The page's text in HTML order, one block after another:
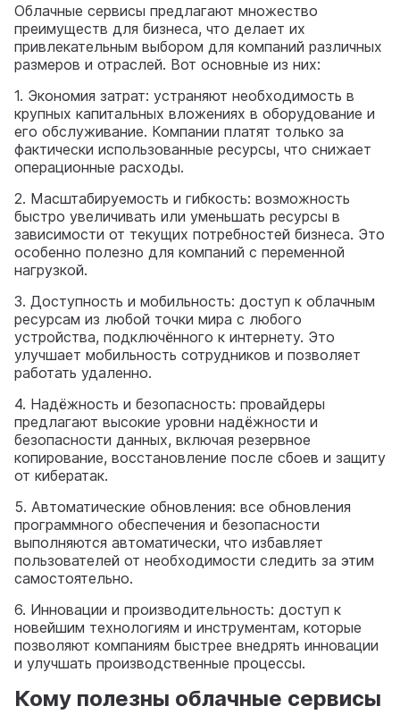
Облачные сервисы предлагают множество
преимуществ для бизнеса, что делает их
привлекательным выбором для компаний различных
размеров и отраслей. Вот основные из них:
1. Экономия затрат: устраняют необходимость в
крупных капитальных вложениях в оборудование и
его обслуживание. Компании платят только за
фактически использованные ресурсы, что снижает
операционные расходы.
2. Масштабируемость и гибкость: возможность
быстро увеличивать или уменьшать ресурсы в
зависимости от текущих потребностей бизнеса. Это
особенно полезно для компаний с переменной
нагрузкой.
3. Доступность и мобильность: доступ к облачным
ресурсам из любой точки мира с любого
устройства, подключённого к интернету. Это
улучшает мобильность сотрудников и позволяет
работать удаленно.
4. Надёжность и безопасность: провайдеры
предлагают высокие уровни надёжности и
безопасности данных, включая резервное
копирование, восстановление после сбоев и защиту
от кибератак.
5. Автоматические обновления: все обновления
программного обеспечения и безопасности
выполняются автоматически, что избавляет
пользователей от необходимости следить за этим
самостоятельно.
6. Инновации и производительность: доступ к
новейшим технологиям и инструментам, которые
позволяют компаниям быстрее внедрять инновации
и улучшать производственные процессы.
Кому полезны облачные сервисы